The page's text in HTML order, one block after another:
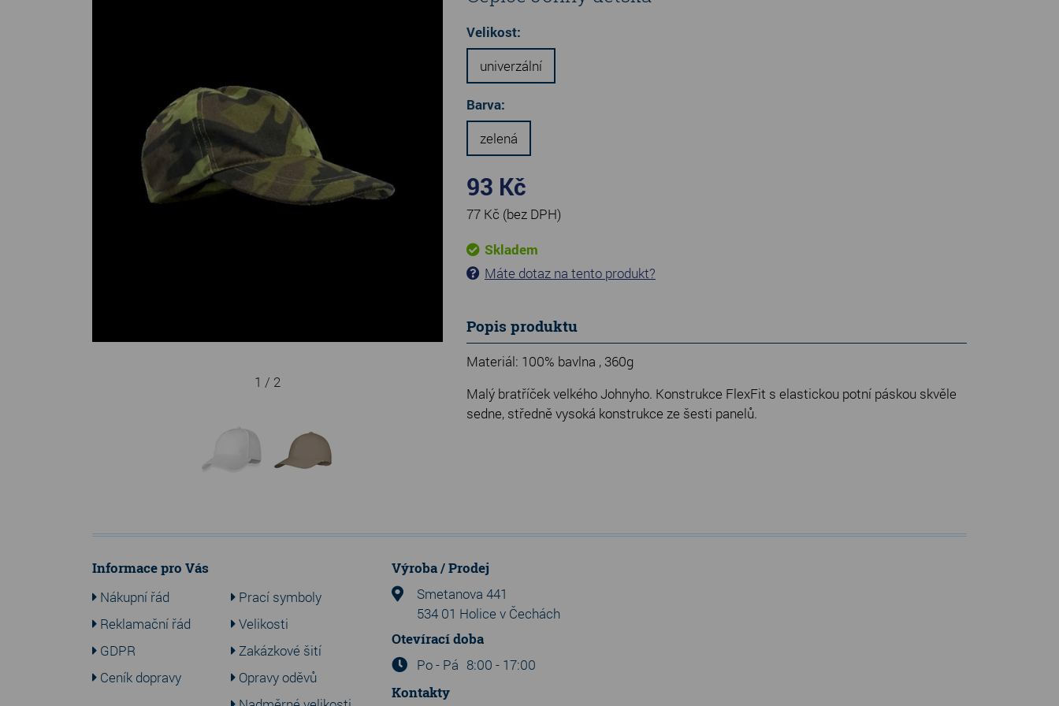
1 / 2
Velikost:
univerzální
Barva:
zelená
93 Kč
77 Kč (bez DPH)
Skladem
Máte dotaz na tento produkt?
Popis produktu
Materiál: 100% bavlna , 360g
Malý bratříček velkého Johnyho. Konstrukce FlexFit s elastickou potní páskou skvěle
sedne, středně vysoká konstrukce ze šesti panelů.
Informace pro Vás
Nákupní řád
Reklamační řád
GDPR
Ceník dopravy
Prací symboly
Velikosti
Zakázkové šití
Opravy oděvů
Výroba / Prodej
Smetanova 441
534 01 Holice v Čechách
Otevírací doba
Po - Pá 8:00 - 17:00
Kontakty